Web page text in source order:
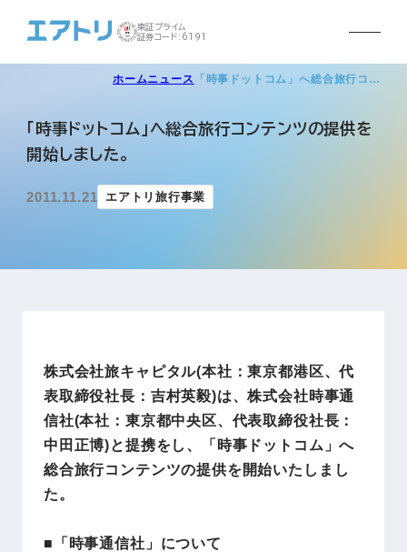
東証プライム
証券コード:6191
ホームニュース 「時事ドットコム」へ総合旅行コ…
「時事ドットコム」へ総合旅行コンテンツの提供を
開始しました。
2011.11.21 エアトリ旅行事業
株式会社旅キャピタル(本社：東京都港区、代
表取締役社長：吉村英毅)は、株式会社時事通
信社(本社：東京都中央区、代表取締役社長：
中田正博)と提携をし、「時事ドットコム」へ
総合旅行コンテンツの提供を開始いたしまし
た。
■「時事通信社」について